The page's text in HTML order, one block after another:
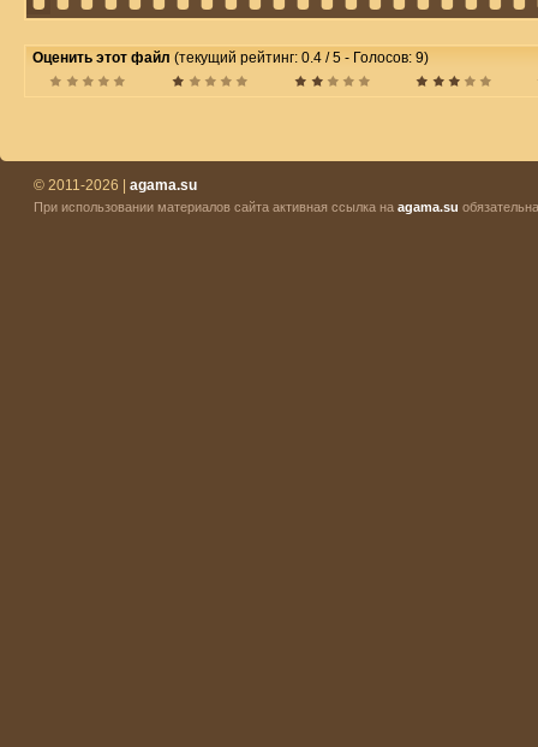
Оценить этот файл (текущий рейтинг: 0.4 / 5 - Голосов: 9)
© 2011-2026 | agama.su
При использовании материалов сайта активная ссылка на agama.su